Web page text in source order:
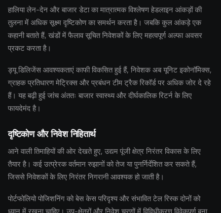
हालिया लेन-देन और बाजार डेटा का मात्रात्मक विश्लेषण हेडलाइन आंकड़ों की
तुलना में अधिक सूक्ष्म दृष्टिकोण का समर्थन करता है। जबकि कुल आंकड़े एक
कहानी बताते हैं, खंडों में फैलाव सूचित निवेशकों के लिए महत्वपूर्ण अल्फा अवसर
प्रकट करता है।
ड्यू डिलिजेंस आवश्यकताएं काफी विकसित हुई हैं, निवेशक अब यूनिट इकोनॉमिक्स,
ग्राहक प्रतिधारण मेट्रिक्स और प्रबंधन टीम ट्रैक रिकॉर्ड पर अधिक जोर दे रहे
हैं। यह बढ़ी हुई जांच अंततः बाजार स्वास्थ्य और दीर्घकालिक रिटर्न के लिए
फायदेमंद है।
दृष्टिकोण और निवेश निहितार्थ
आने वाली तिमाहियों की ओर देखते हुए, उद्यम पूंजी क्षेत्र निरंतर विकास के लिए
तैयार है। कई उत्प्रेरक वर्तमान रुझानों को तेज या पुनर्निर्देशित कर सकते हैं,
जिससे निवेशकों के लिए निरंतर निगरानी आवश्यक हो जाती है।
पोर्टफोलियो पोजिशनिंग को बेस केस परिदृश्य और संभावित टेल रिस्क दोनों को